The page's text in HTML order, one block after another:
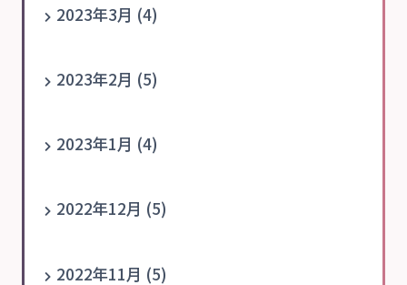
2023年3月 (4)
2023年2月 (5)
2023年1月 (4)
2022年12月 (5)
2022年11月 (5)